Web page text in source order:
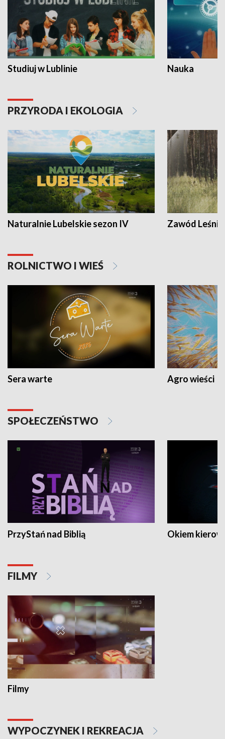
Studiuj w Lublinie Nauka
PRZYRODA I EKOLOGIA
Naturalnie Lubelskie sezon IV Zawód Leśnik
ROLNICTWO I WIEŚ
Sera warte Agro wieści
SPOŁECZEŃSTWO
PrzyStań nad Biblią Okiem
FILMY
Filmy
WYPOCZYNEK I REKREACJA